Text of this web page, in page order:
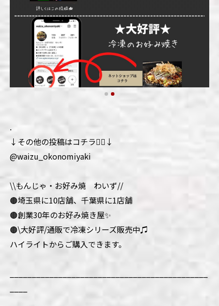
.
↓その他の投稿はコチラ💁‍♀️↓
@waizu_okonomiyaki
\\もんじゃ・お好み焼 わいず//
🟤埼玉県に10店舗、千葉県に1店舗
🟤創業30年のお好み焼き屋✨
🟤\大好評/通販で冷凍シリーズ販売中♫
ハイライトからご購入できます。